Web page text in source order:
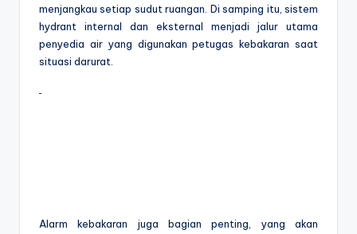
menjangkau setiap sudut ruangan. Di samping itu, sistem
hydrant internal dan eksternal menjadi jalur utama
penyedia air yang digunakan petugas kebakaran saat
situasi darurat.
Alarm kebakaran juga bagian penting, yang akan